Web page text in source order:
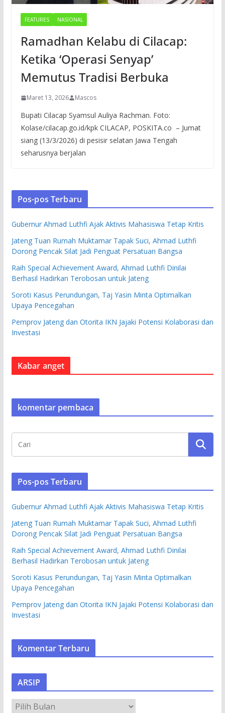
FEATURES NASIONAL
Ramadhan Kelabu di Cilacap:
Ketika ‘Operasi Senyap’
Memutus Tradisi Berbuka
Maret 13, 2026 Mascos
Bupati Cilacap Syamsul Auliya Rachman. Foto:
Kolase/cilacap.go.id/kpk CILACAP, POSKITA.co – Jumat
siang (13/3/2026) di pesisir selatan Jawa Tengah
seharusnya berjalan
Pos-pos Terbaru
Gubernur Ahmad Luthfi Ajak Aktivis Mahasiswa Tetap Kritis
Jateng Tuan Rumah Muktamar Tapak Suci, Ahmad Luthfi
Dorong Pencak Silat Jadi Penguat Persatuan Bangsa
Raih Special Achievement Award, Ahmad Luthfi Dinilai
Berhasil Hadirkan Terobosan untuk Jateng
Soroti Kasus Perundungan, Taj Yasin Minta Optimalkan
Upaya Pencegahan
Pemprov Jateng dan Otorita IKN Jajaki Potensi Kolaborasi dan
Investasi
Kabar anget
komentar pembaca
Pos-pos Terbaru
Gubernur Ahmad Luthfi Ajak Aktivis Mahasiswa Tetap Kritis
Jateng Tuan Rumah Muktamar Tapak Suci, Ahmad Luthfi
Dorong Pencak Silat Jadi Penguat Persatuan Bangsa
Raih Special Achievement Award, Ahmad Luthfi Dinilai
Berhasil Hadirkan Terobosan untuk Jateng
Soroti Kasus Perundungan, Taj Yasin Minta Optimalkan
Upaya Pencegahan
Pemprov Jateng dan Otorita IKN Jajaki Potensi Kolaborasi dan
Investasi
Komentar Terbaru
ARSIP